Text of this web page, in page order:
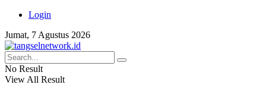
Login
Jumat, 7 Agustus 2026
No Result
View All Result